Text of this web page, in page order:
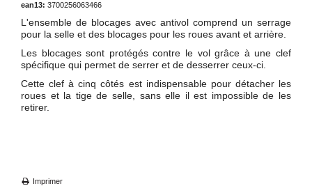
ean13: 3700256063466
L'ensemble de blocages avec antivol comprend un serrage
pour la selle et des blocages pour les roues avant et arrière.
Les blocages sont protégés contre le vol grâce à une clef
spécifique qui permet de serrer et de desserrer ceux-ci.
Cette clef à cinq côtés est indispensable pour détacher les
roues et la tige de selle, sans elle il est impossible de les
retirer.
Imprimer